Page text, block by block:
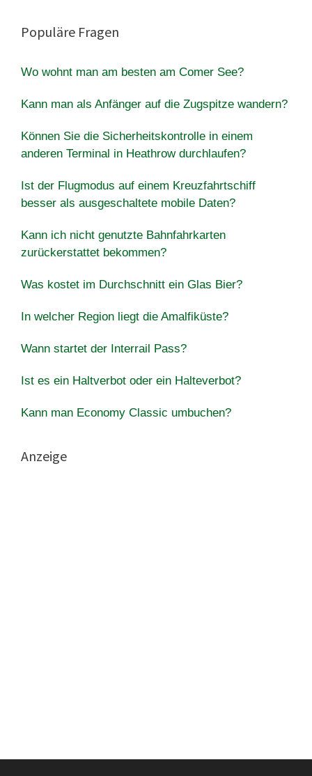
Populäre Fragen
Wo wohnt man am besten am Comer See?
Kann man als Anfänger auf die Zugspitze wandern?
Können Sie die Sicherheitskontrolle in einem
anderen Terminal in Heathrow durchlaufen?
Ist der Flugmodus auf einem Kreuzfahrtschiff
besser als ausgeschaltete mobile Daten?
Kann ich nicht genutzte Bahnfahrkarten
zurückerstattet bekommen?
Was kostet im Durchschnitt ein Glas Bier?
In welcher Region liegt die Amalfiküste?
Wann startet der Interrail Pass?
Ist es ein Haltverbot oder ein Halteverbot?
Kann man Economy Classic umbuchen?
Anzeige